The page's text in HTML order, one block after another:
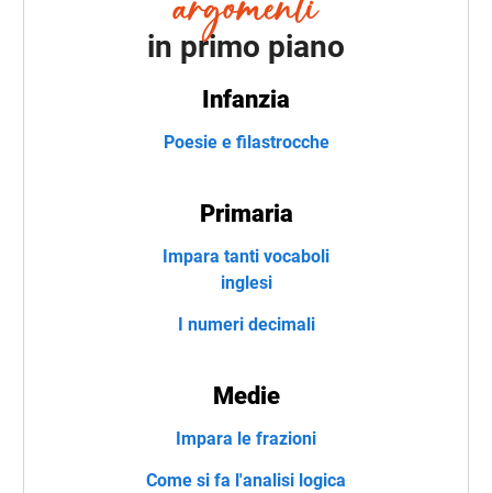
in primo piano
Infanzia
Poesie e filastrocche
Primaria
Impara tanti vocaboli
inglesi
I numeri decimali
Medie
Impara le frazioni
Come si fa l'analisi logica